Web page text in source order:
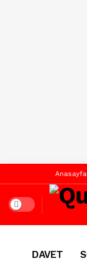
Dark mode
DAVET